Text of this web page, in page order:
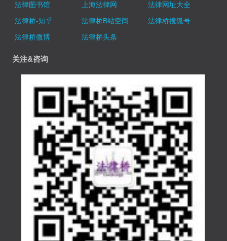
法律图书馆 上海法律网
法律网址大全
法律桥-知乎
法律桥B站空间
法律桥搜狐号
法律桥微博
法律桥头条
关注&咨询